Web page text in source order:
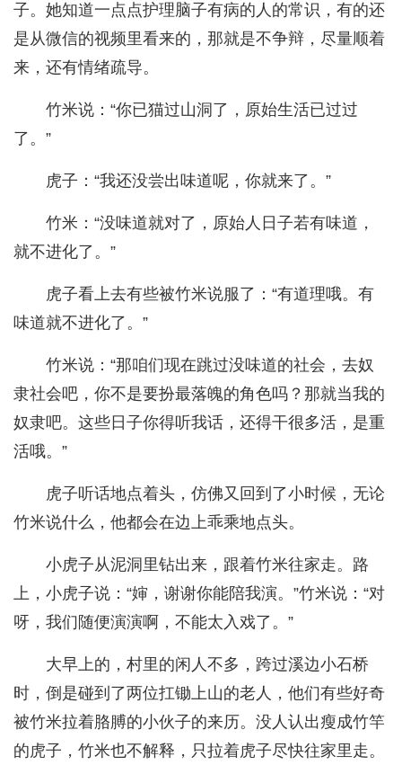
子。她知道一点点护理脑子有病的人的常识，有的还
是从微信的视频里看来的，那就是不争辩，尽量顺着
来，还有情绪疏导。
竹米说：“你已猫过山洞了，原始生活已过过
了。”
虎子：“我还没尝出味道呢，你就来了。”
竹米：“没味道就对了，原始人日子若有味道，
就不进化了。”
虎子看上去有些被竹米说服了：“有道理哦。有
味道就不进化了。”
竹米说：“那咱们现在跳过没味道的社会，去奴
隶社会吧，你不是要扮最落魄的角色吗？那就当我的
奴隶吧。这些日子你得听我话，还得干很多活，是重
活哦。”
虎子听话地点着头，仿佛又回到了小时候，无论
竹米说什么，他都会在边上乖乘地点头。
小虎子从泥洞里钻出来，跟着竹米往家走。路
上，小虎子说：“婶，谢谢你能陪我演。”竹米说：“对
呀，我们随便演演啊，不能太入戏了。”
大早上的，村里的闲人不多，跨过溪边小石桥
时，倒是碰到了两位扛锄上山的老人，他们有些好奇
被竹米拉着胳膊的小伙子的来历。没人认出瘦成竹竿
的虎子，竹米也不解释，只拉着虎子尽快往家里走。